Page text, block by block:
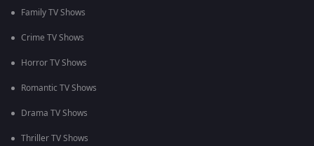
Family TV Shows
Crime TV Shows
Horror TV Shows
Romantic TV Shows
Drama TV Shows
Thriller TV Shows